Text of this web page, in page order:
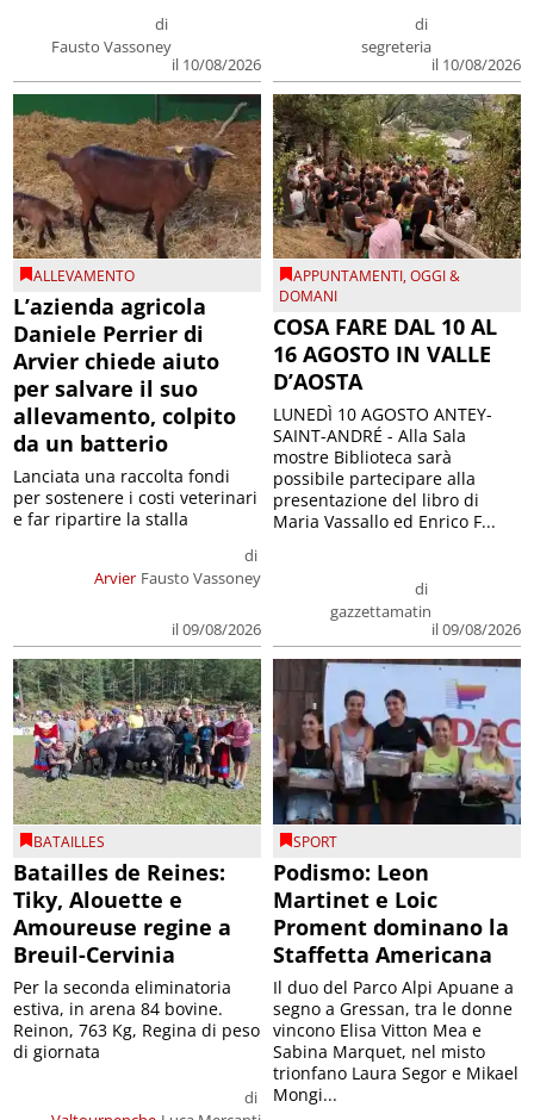
di
Fausto Vassoney
il 10/08/2026
di
segreteria
il 10/08/2026
ALLEVAMENTO
L’azienda agricola
Daniele Perrier di
Arvier chiede aiuto
per salvare il suo
allevamento, colpito
da un batterio
Arvier
di
Fausto Vassoney
il 09/08/2026
Lanciata una raccolta fondi
per sostenere i costi veterinari
e far ripartire la stalla
APPUNTAMENTI,OGGI &
DOMANI
COSA FARE DAL 10 AL
16 AGOSTO IN VALLE
D’AOSTA
di
gazzettamatin
il 09/08/2026
LUNEDÌ 10 AGOSTO ANTEY-
SAINT-ANDRÉ - Alla Sala
mostre Biblioteca sarà
possibile partecipare alla
presentazione del libro di
Maria Vassallo ed Enrico F...
BATAILLES
Batailles de Reines:
Tiky, Alouette e
Amoureuse regine a
Breuil-Cervinia
di
Per la seconda eliminatoria
estiva, in arena 84 bovine.
Reinon, 763 Kg, Regina di peso
di giornata
SPORT
Podismo: Leon
Martinet e Loic
Proment dominano la
Staffetta Americana
Il duo del Parco Alpi Apuane a
segno a Gressan, tra le donne
vincono Elisa Vitton Mea e
Sabina Marquet, nel misto
trionfano Laura Segor e Mikael
Mongi...